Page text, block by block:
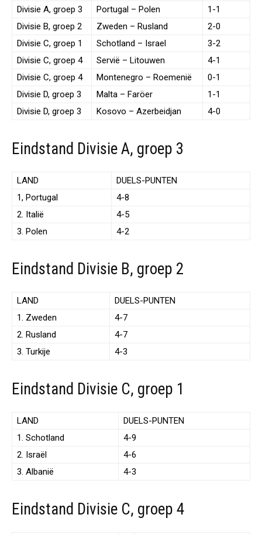
Divisie A, groep 3 Portugal – Polen
1-1
Divisie B, groep 2
Zweden – Rusland
2-0
Divisie C, groep 1
Schotland – Israel
3-2
Divisie C, groep 4
Servië – Litouwen
4-1
Divisie C, groep 4
Montenegro – Roemenië
0-1
Divisie D, groep 3
Malta – Faröer
1-1
Divisie D, groep 3
Kosovo – Azerbeidjan 4-0
Eindstand Divisie A, groep 3
LAND
DUELS-PUNTEN
1, Portugal
4-8
2. Italië
4-5
3. Polen
4-2
Eindstand Divisie B, groep 2
LAND
DUELS-PUNTEN
1. Zweden
4-7
2. Rusland
4-7
3. Turkije
4-3
Eindstand Divisie C, groep 1
LAND
DUELS-PUNTEN
1. Schotland
4-9
2. Israël
4-6
3. Albanië
4-3
Eindstand Divisie C, groep 4